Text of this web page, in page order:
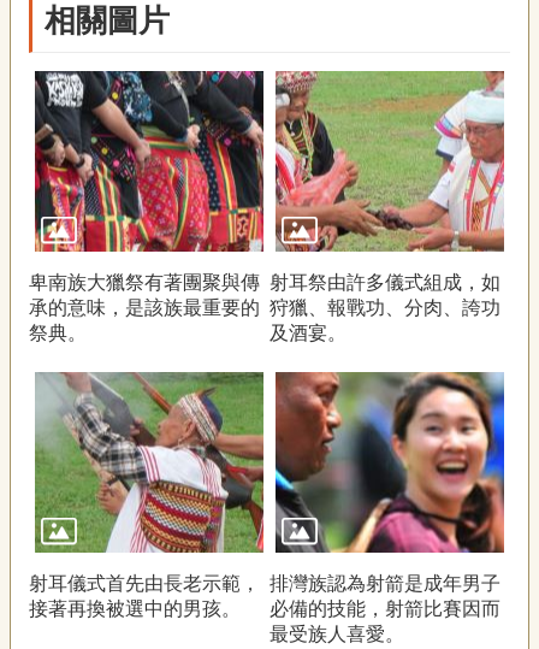
相關圖片
卑南族大獵祭有著團聚與傳
承的意味，是該族最重要的
祭典。
射耳祭由許多儀式組成，如
狩獵、報戰功、分肉、誇功
及酒宴。
射耳儀式首先由長老示範，
接著再換被選中的男孩。
排灣族認為射箭是成年男子
必備的技能，射箭比賽因而
最受族人喜愛。